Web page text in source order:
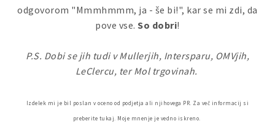
odgovorom "Mmmhmmm, ja - še bi!", kar se mi zdi, da
pove vse.So dobri!
P.S. Dobi se jih tudi v Mullerjih, Intersparu, OMVjih,
LeClercu, ter Mol trgovinah.
Izdelek mi je bil poslan v oceno od podjetja ali njihovega PR. Za več informacij si
preberite tukaj. Moje mnenje je vedno iskreno.